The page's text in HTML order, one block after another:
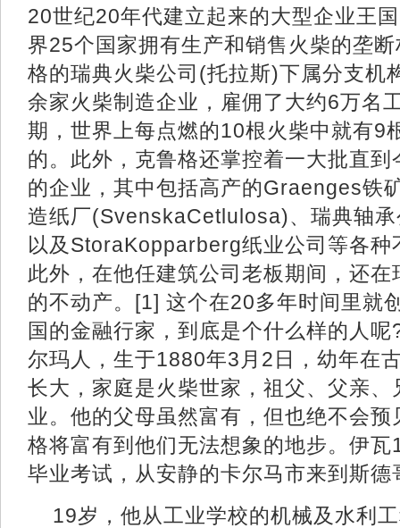
20世纪20年代建立起来的大型企业王
界25个国家拥有生产和销售火柴的垄
格的瑞典火柴公司(托拉斯)下属分支机
余家火柴制造企业，雇佣了大约6万名
期，世界上每点燃的10根火柴中就有9
的。此外，克鲁格还掌控着一大批直
的企业，其中包括高产的Graenges铁
造纸厂(SvenskaCetlulosa)、瑞典轴
以及StoraKopparberg纸业公司等各种
此外，在他任建筑公司老板期间，还
的不动产。[1] 这个在20多年时间里就
国的金融行家，到底是个什么样的人
尔玛人，生于1880年3月2日，幼年在
长大，家庭是火柴世家，祖父、父亲
业。他的父母虽然富有，但也绝不会
格将富有到他们无法想象的地步。伊
毕业考试，从安静的卡尔马市来到斯
19岁，他从工业学校的机械及水利